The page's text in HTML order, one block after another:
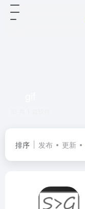
排序 发布 更新